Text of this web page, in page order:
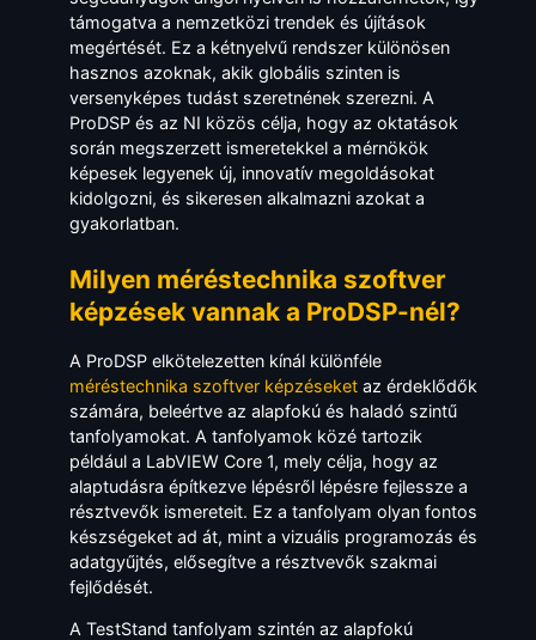
támogatva a nemzetközi trendek és újítások
megértését. Ez a kétnyelvű rendszer különösen
hasznos azoknak, akik globális szinten is
versenyképes tudást szeretnének szerezni. A
ProDSP és az NI közös célja, hogy az oktatások
során megszerzett ismeretekkel a mérnökök
képesek legyenek új, innovatív megoldásokat
kidolgozni, és sikeresen alkalmazni azokat a
gyakorlatban.
Milyen méréstechnika szoftver
képzések vannak a ProDSP-nél?
A ProDSP elkötelezetten kínál különféle
méréstechnika szoftver képzéseket az érdeklődők
számára, beleértve az alapfokú és haladó szintű
tanfolyamokat. A tanfolyamok közé tartozik
például a LabVIEW Core 1, mely célja, hogy az
alaptudásra építkezve lépésről lépésre fejlessze a
résztvevők ismereteit. Ez a tanfolyam olyan fontos
készségeket ad át, mint a vizuális programozás és
adatgyűjtés, elősegítve a résztvevők szakmai
fejlődését.
A TestStand tanfolyam szintén az alapfokú